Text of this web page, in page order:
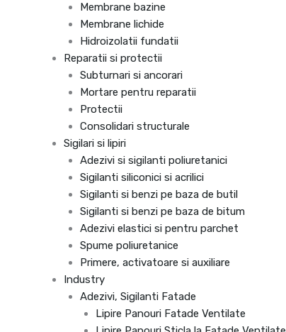
Membrane bazine
Membrane lichide
Hidroizolatii fundatii
Reparatii si protectii
Subturnari si ancorari
Mortare pentru reparatii
Protectii
Consolidari structurale
Sigilari si lipiri
Adezivi si sigilanti poliuretanici
Sigilanti siliconici si acrilici
Sigilanti si benzi pe baza de butil
Sigilanti si benzi pe baza de bitum
Adezivi elastici si pentru parchet
Spume poliuretanice
Primere, activatoare si auxiliare
Industry
Adezivi, Sigilanti Fatade
Lipire Panouri Fatade Ventilate